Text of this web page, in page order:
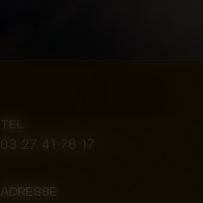
TEL
03 27 41 76 17
ADRESSE